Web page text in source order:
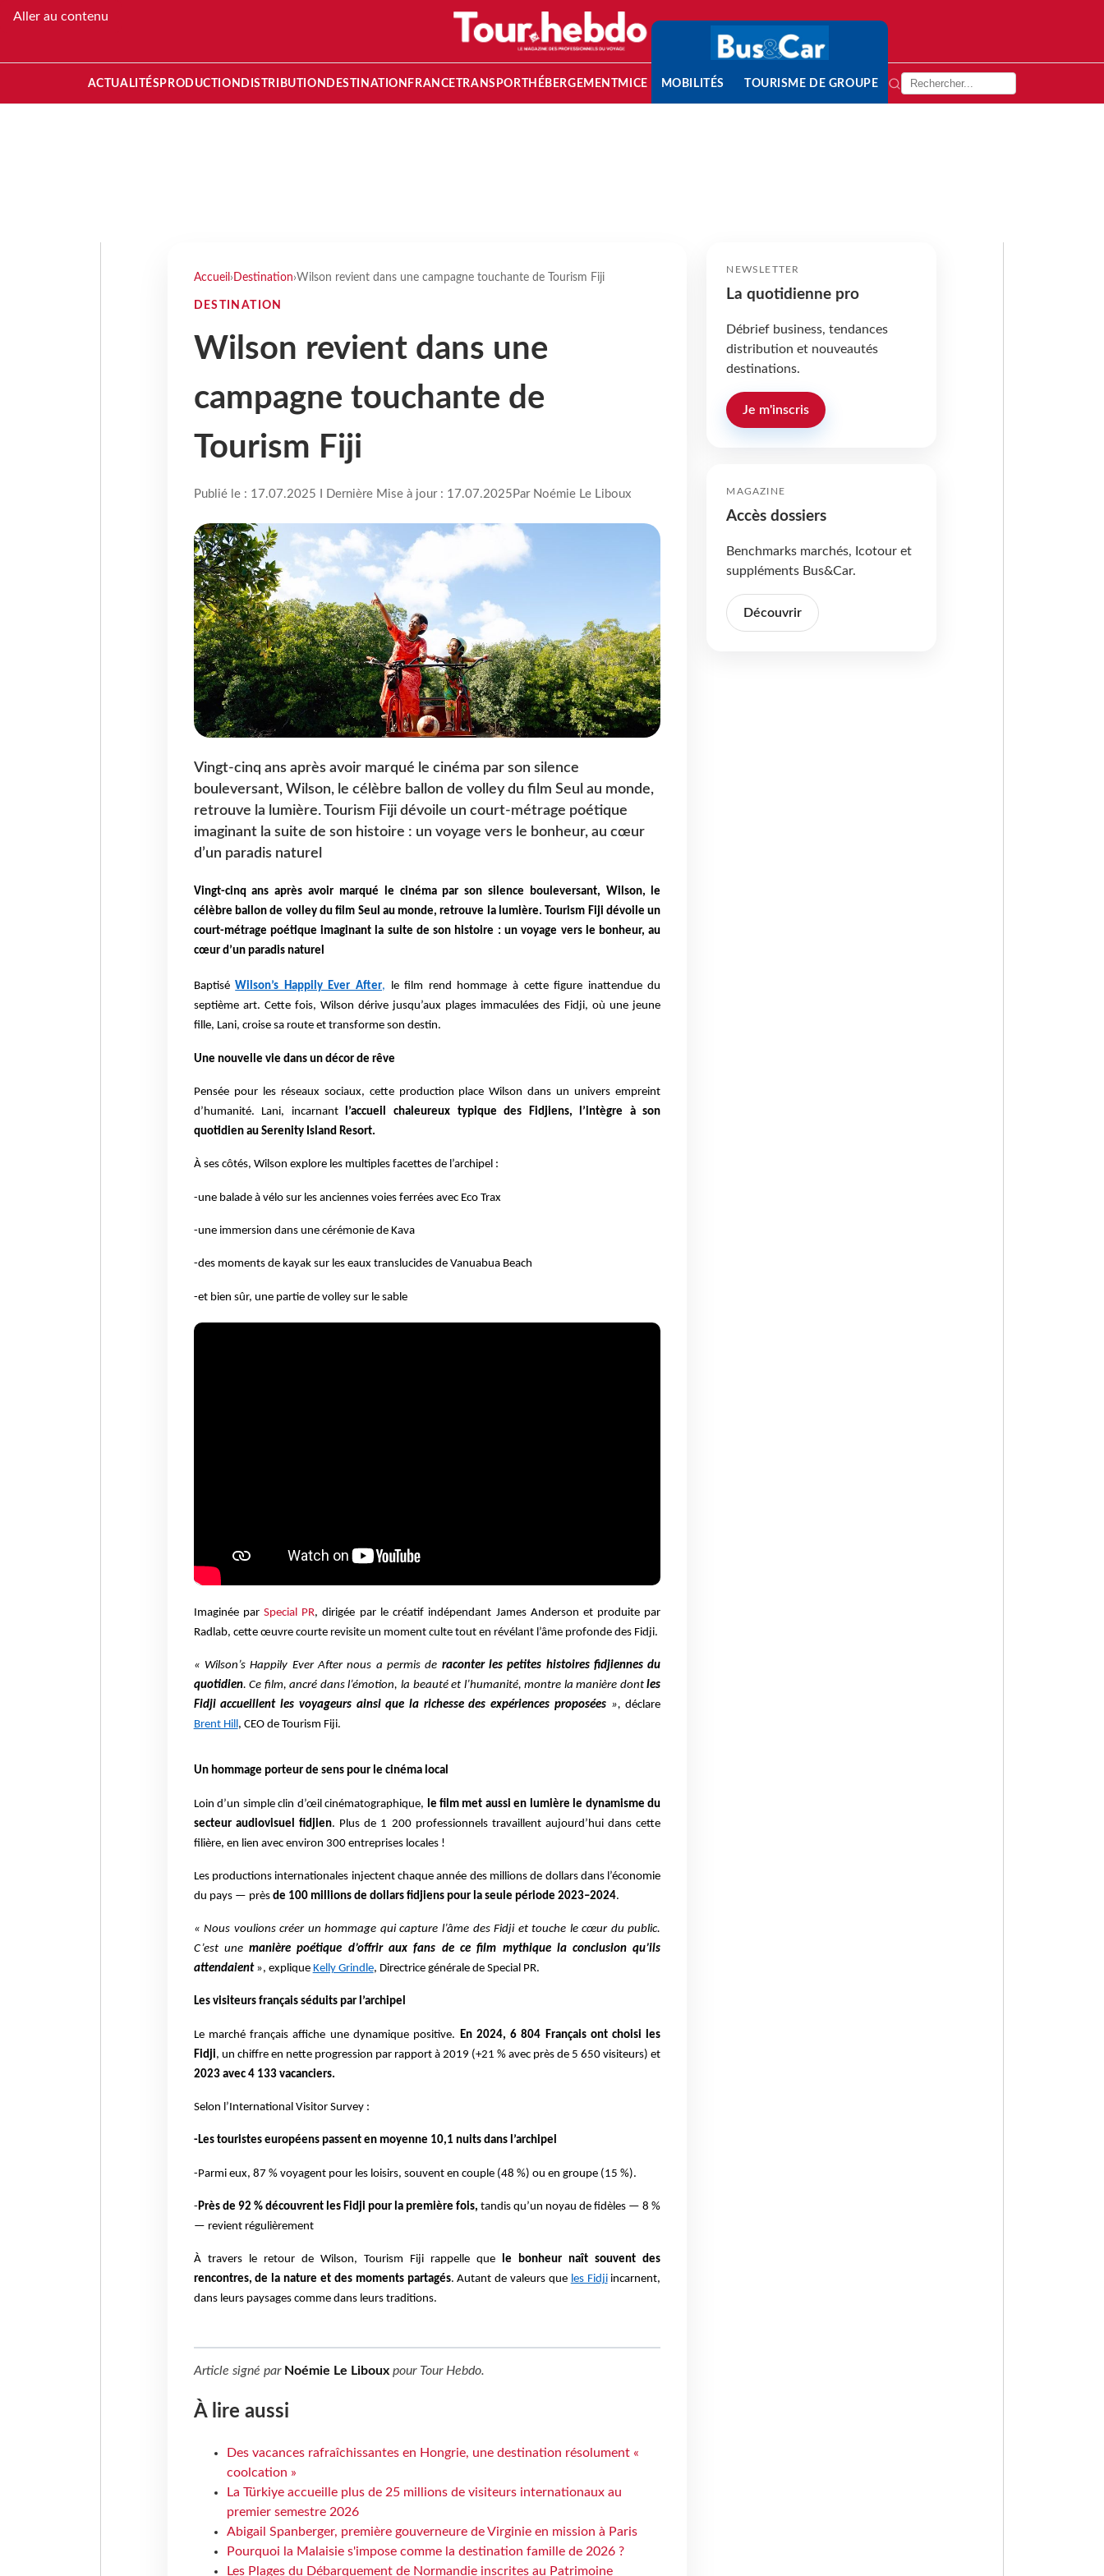
Aller au contenu
ACTUALITÉS PRODUCTION DISTRIBUTION DESTINATION FRANCETRANSPORT HÉBERGEMENTMICE MOBILITÉS TOURISME DE GROUPE
Accueil › Destination›Wilson revient dans une campagne touchante de Tourism Fiji
DESTINATION
Wilson revient dans une
campagne touchante de
Tourism Fiji
Publié le : 17.07.2025 I Dernière Mise à jour : 17.07.2025 Par Noémie Le Liboux
Vingt-cinq ans après avoir marqué le cinéma par son silence
bouleversant, Wilson, le célèbre ballon de volley du film Seul au monde,
retrouve la lumière. Tourism Fiji dévoile un court-métrage poétique
imaginant la suite de son histoire : un voyage vers le bonheur, au cœur
d’un paradis naturel
Vingt-cinq ans après avoir marqué le cinéma par son silence bouleversant, Wilson, le
célèbre ballon de volley du film Seul au monde, retrouve la lumière. Tourism Fiji dévoile un
court-métrage poétique imaginant la suite de son histoire : un voyage vers le bonheur, au
cœur d’un paradis naturel
BaptiséWilson’s Happily Ever After, le film rend hommage à cette figure inattendue du
septième art. Cette fois, Wilson dérive jusqu’aux plages immaculées des Fidji, où une jeune
fille, Lani, croise sa route et transforme son destin.
Une nouvelle vie dans un décor de rêve
Pensée pour les réseaux sociaux, cette production place Wilson dans un univers empreint
d’humanité. Lani, incarnant l’accueil chaleureux typique des Fidjiens, l’intègre à son
quotidien au Serenity Island Resort.
À ses côtés, Wilson explore les multiples facettes de l’archipel :
-une balade à vélo sur les anciennes voies ferrées avec Eco Trax
-une immersion dans une cérémonie de Kava
-des moments de kayak sur les eaux translucides de Vanuabua Beach
-et bien sûr, une partie de volley sur le sable
Imaginée parSpecial PR, dirigée par le créatif indépendant James Anderson et produite par
Radlab, cette œuvre courte revisite un moment culte tout en révélant l’âme profonde des Fidji.
« Wilson’s Happily Ever After nous a permis de raconter les petites histoires fidjiennes du
quotidien. Ce film, ancré dans l’émotion, la beauté et l’humanité, montre la manière dontles
Fidji accueillent les voyageurs ainsi que la richesse des expériences proposées»,déclare
Brent Hill , CEO de Tourism Fiji.
Un hommage porteur de sens pour le cinéma local
Loin d’un simple clin d’œil cinématographique, le film met aussi en lumière le dynamisme du
secteur audiovisuel fidjien. Plus de 1 200 professionnels travaillent aujourd’hui dans cette
filière, en lien avec environ 300 entreprises locales !
Les productions internationales injectent chaque année des millions de dollars dans l’économie
du pays — près de 100 millions de dollars fidjiens pour la seule période 2023–2024.
« Nous voulions créer un hommage qui capture l’âme des Fidji et touche le cœur du public.
C’est unemanière poétique d’offrir aux fans de ce film mythique la conclusion qu’ils
attendaient», explique Kelly Grindle, Directrice générale de Special PR.
Les visiteurs français séduits par l’archipel
Le marché français affiche une dynamique positive. En 2024, 6 804 Français ont choisi les
Fidji, un chiffre en nette progression par rapport à 2019 (+21 % avec près de 5 650 visiteurs) et
2023 avec 4 133 vacanciers.
Selon l’International Visitor Survey :
-Les touristes européens passent en moyenne 10,1 nuits dans l’archipel
-Parmi eux, 87 % voyagent pour les loisirs, souvent en couple (48 %) ou en groupe (15 %).
-Près de 92 % découvrent les Fidji pour la première fois, tandis qu’un noyau de fidèles — 8 %
— revient régulièrement
À travers le retour de Wilson, Tourism Fiji rappelle que le bonheur naît souvent des
rencontres, de la nature et des moments partagés. Autant de valeurs que les Fidjiincarnent,
dans leurs paysages comme dans leurs traditions.
Article signé par Noémie Le Libouxpour Tour Hebdo.
À lire aussi
Des vacances rafraîchissantes en Hongrie, une destination résolument «
coolcation »
La Türkiye accueille plus de 25 millions de visiteurs internationaux au
premier semestre 2026
Abigail Spanberger, première gouverneure de Virginie en mission à Paris
Pourquoi la Malaisie s'impose comme la destination famille de 2026 ?
Les Plages du Débarquement de Normandie inscrites au Patrimoine
NEWSLETTER
La quotidienne pro
Débrief business, tendances
distribution et nouveautés
destinations.
Je m'inscris
MAGAZINE
Accès dossiers
Benchmarks marchés, Icotour et
suppléments Bus&Car.
Découvrir